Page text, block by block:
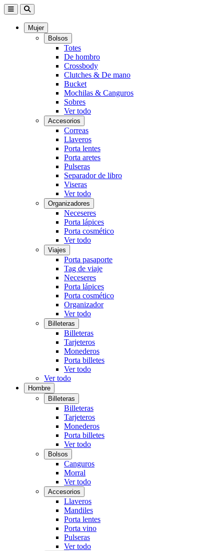
Mujer
Bolsos
Totes
De hombro
Crossbody
Clutches & De mano
Bucket
Mochilas & Canguros
Sobres
Ver todo
Accesorios
Correas
Llaveros
Porta lentes
Porta aretes
Pulseras
Separador de libro
Viseras
Ver todo
Organizadores
Neceseres
Porta lápices
Porta cosmético
Ver todo
Viajes
Porta pasaporte
Tag de viaje
Neceseres
Porta lápices
Porta cosmético
Organizador
Ver todo
Billeteras
Billeteras
Tarjeteros
Monederos
Porta billetes
Ver todo
Ver todo
Hombre
Billeteras
Billeteras
Tarjeteros
Monederos
Porta billetes
Ver todo
Bolsos
Canguros
Morral
Ver todo
Accesorios
Llaveros
Mandiles
Porta lentes
Porta vino
Pulseras
Ver todo